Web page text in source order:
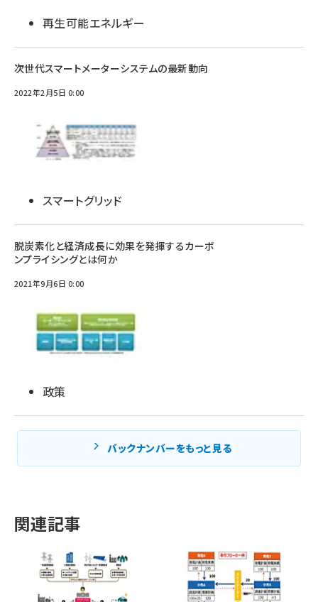
再生可能エネルギー
次世代スマートメーターシステムの最新動向
2022年2月5日 0:00
スマートグリッド
脱炭素化と経済成長に効果を発揮するカーボ
ンプライシングとは何か
2021年9月6日 0:00
政策
バックナンバーをもっと見る
関連記事